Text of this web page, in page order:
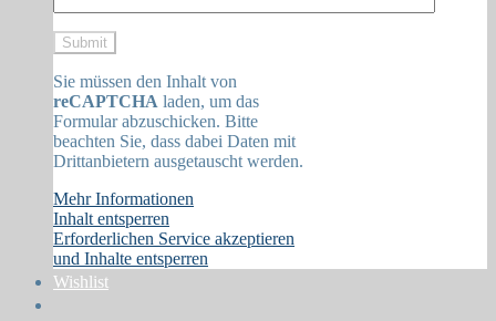
Sie müssen den Inhalt von
reCAPTCHA laden, um das
Formular abzuschicken. Bitte
beachten Sie, dass dabei Daten mit
Drittanbietern ausgetauscht werden.
Mehr Informationen
Inhalt entsperren
Erforderlichen Service akzeptieren
und Inhalte entsperren
Wishlist